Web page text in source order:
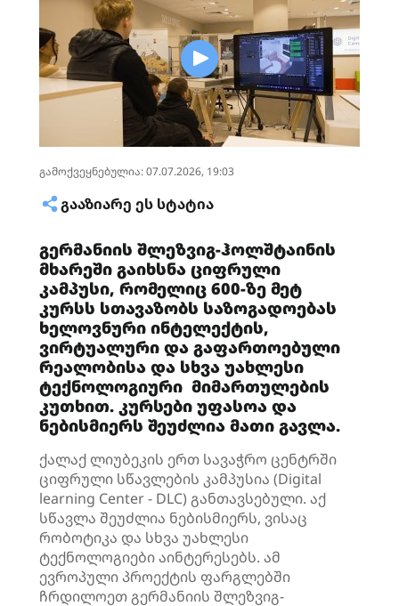
გამოქვეყნებულია: 07.07.2026, 19:03
ᲒᲐᲐᲖᲘᲐᲠᲔ ᲔᲡ ᲡᲢᲐᲢᲘᲐ
გერმანიის შლეზვიგ-ჰოლშტაინის
მხარეში გაიხსნა ციფრული
კამპუსი, რომელიც 600-ზე მეტ
კურსს სთავაზობს საზოგადოებას
ხელოვნური ინტელექტის,
ვირტუალური და გაფართოებული
რეალობისა და სხვა უახლესი
ტექნოლოგიური მიმართულების
კუთხით. კურსები უფასოა და
ნებისმიერს შეუძლია მათი გავლა.
ქალაქ ლიუბეკის ერთ სავაჭრო ცენტრში
ციფრული სწავლების კამპუსია (Digital
learning Center - DLC) განთავსებული. აქ
სწავლა შეუძლია ნებისმიერს, ვისაც
რობოტიკა და სხვა უახლესი
ტექნოლოგიები აინტერესებს. ამ
ევროპული პროექტის ფარგლებში
ჩრდილოეთ გერმანიის შლეზვიგ-